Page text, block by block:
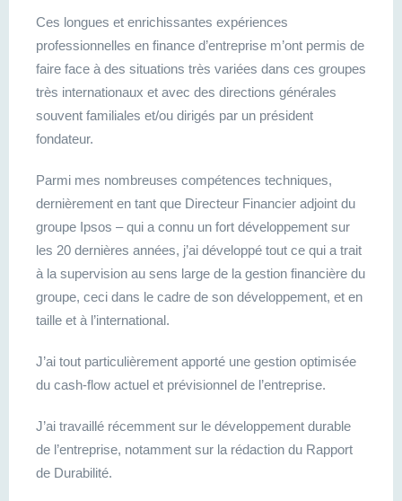
Ces longues et enrichissantes expériences
professionnelles en finance d’entreprise m’ont permis de
faire face à des situations très variées dans ces groupes
très internationaux et avec des directions générales
souvent familiales et/ou dirigés par un président
fondateur.
Parmi mes nombreuses compétences techniques,
dernièrement en tant que Directeur Financier adjoint du
groupe Ipsos – qui a connu un fort développement sur
les 20 dernières années, j’ai développé tout ce qui a trait
à la supervision au sens large de la gestion financière du
groupe, ceci dans le cadre de son développement, et en
taille et à l’international.
J’ai tout particulièrement apporté une gestion optimisée
du cash-flow actuel et prévisionnel de l’entreprise.
J’ai travaillé récemment sur le développement durable
de l’entreprise, notamment sur la rédaction du Rapport
de Durabilité.